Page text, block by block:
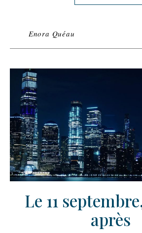
Enora Quéau
Le 11
après